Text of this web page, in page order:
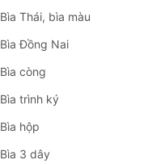
Bìa Thái, bìa màu
Bìa Đồng Nai
Bìa còng
Bìa trình ký
Bìa hộp
Bìa 3 dây